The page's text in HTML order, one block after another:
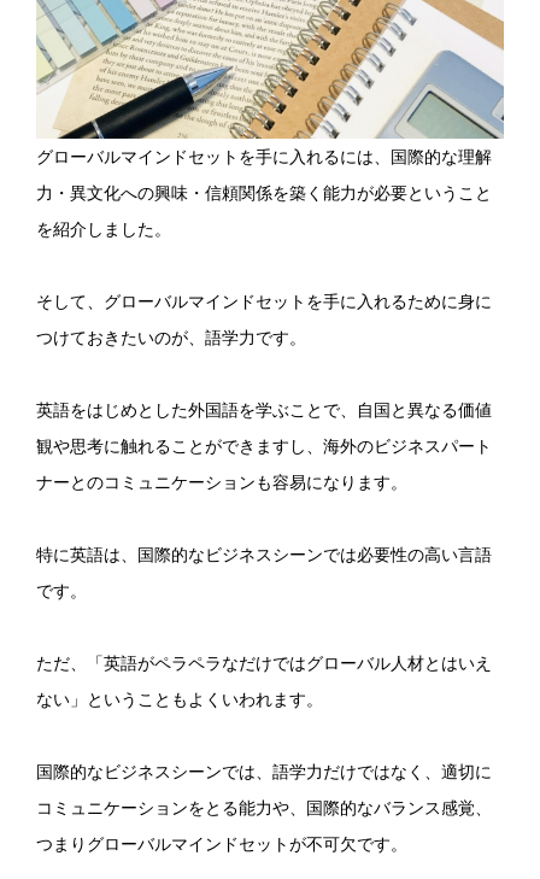
グローバルマインドセットを手に入れるには、国際的な理解
力・異文化への興味・信頼関係を築く能力が必要ということ
を紹介しました。
そして、グローバルマインドセットを手に入れるために身に
つけておきたいのが、語学力です。
英語をはじめとした外国語を学ぶことで、自国と異なる価値
観や思考に触れることができますし、海外のビジネスパート
ナーとのコミュニケーションも容易になります。
特に英語は、国際的なビジネスシーンでは必要性の高い言語
です。
ただ、「英語がペラペラなだけではグローバル人材とはいえ
ない」ということもよくいわれます。
国際的なビジネスシーンでは、語学力だけではなく、適切に
コミュニケーションをとる能力や、国際的なバランス感覚、
つまりグローバルマインドセットが不可欠です。